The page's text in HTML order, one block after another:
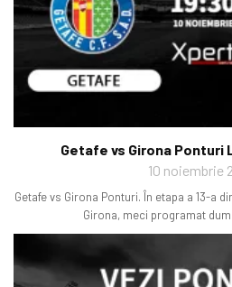
Getafe vs Girona Ponturi
10 noiembrie
Getafe vs Girona Ponturi. În etapa a 13-a
Girona, meci programat